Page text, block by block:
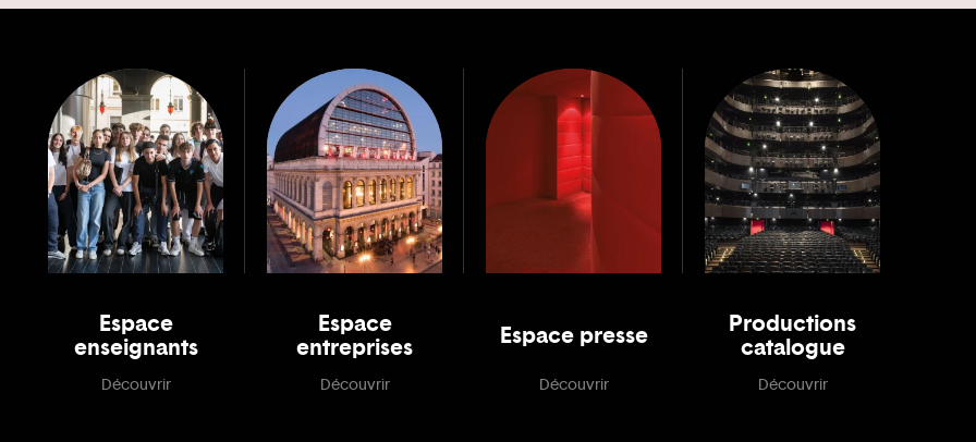
Espace
enseignants
Découvrir
Espace
entreprises
Découvrir
Espace presse
Découvrir
Productions
catalogue
Découvrir